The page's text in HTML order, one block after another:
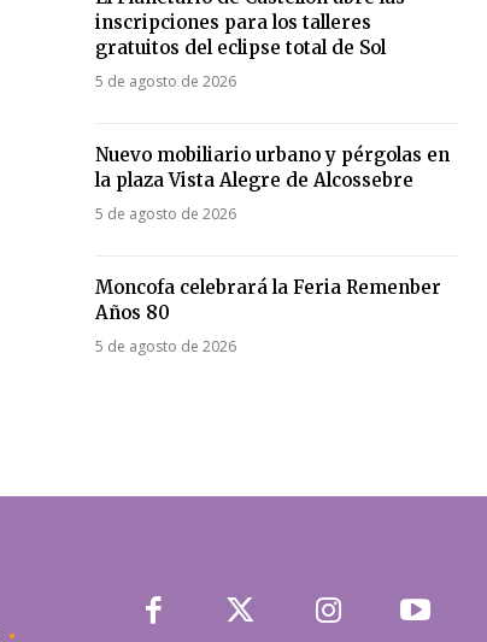
inscripciones para los talleres
gratuitos del eclipse total de Sol
5 de agosto de 2026
Nuevo mobiliario urbano y pérgolas en
la plaza Vista Alegre de Alcossebre
5 de agosto de 2026
Moncofa celebrará la Feria Remenber
Años 80
5 de agosto de 2026